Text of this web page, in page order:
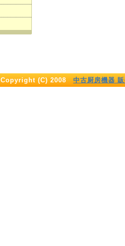
Copyright (C) 2008 中古厨房機器